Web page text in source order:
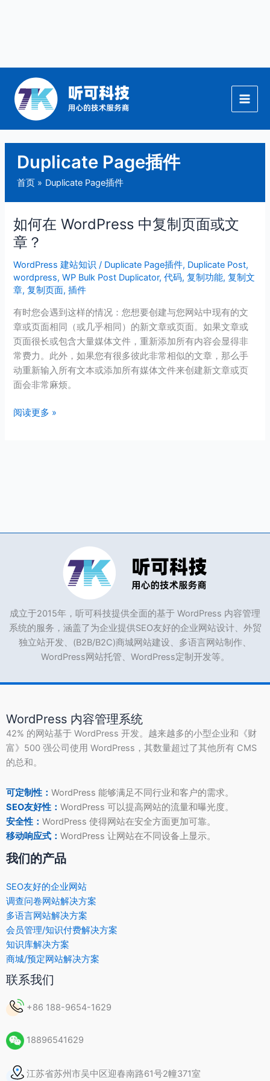
Duplicate Page插件
首页 Duplicate Page插件
如何在 WordPress 中复制页面或文
章？
WordPress 建站知识 / Duplicate Page插件, Duplicate Post,
wordpress,WP Bulk Post Duplicator,代码,复制功能,复制文
章,复制页面,插件
有时您会遇到这样的情况：您想要创建与您网站中现有的文
章或页面相同（或几乎相同）的新文章或页面。如果文章或
页面很长或包含大量媒体文件，重新添加所有内容会显得非
常费力。此外，如果您有很多彼此非常相似的文章，那么手
动重新输入所有文本或添加所有媒体文件来创建新文章或页
面会非常麻烦。
如
何
在
WordPress
中
复
制
页
面
或
文
章？
阅读更多 »
成立于2015年，听可科技提供全面的基于 WordPress 内容管理
系统的服务，涵盖了为企业提供SEO友好的企业网站设计、外贸
独立站开发、(B2B/B2C)商城网站建设、多语言网站制作、
WordPress网站托管、WordPress定制开发等。
WordPress 内容管理系统
42% 的网站基于 WordPress 开发。越来越多的小型企业和《财
富》500 强公司使用 WordPress，其数量超过了其他所有 CMS
的总和。
可定制性： WordPress 能够满足不同行业和客户的需求。
SEO友好性： WordPress 可以提高网站的流量和曝光度。
安全性： WordPress 使得网站在安全方面更加可靠。
移动响应式： WordPress 让网站在不同设备上显示。
我们的产品
SEO友好的企业网站
调查问卷网站解决方案
多语言网站解决方案
会员管理/知识付费解决方案
知识库解决方案
商城/预定网站解决方案
联系我们
+86 188-9654-1629
18896541629
江苏省苏州市吴中区迎春南路61号2幢371室